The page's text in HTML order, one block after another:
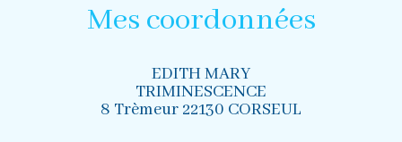
Mes coordonnées
EDITH MARY
TRIMINESCENCE
8 Trèmeur 22130 CORSEUL